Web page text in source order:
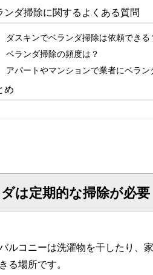
ンダ掃除に関するよくある質問
ダスキンでベランダ掃除は依頼できる
ベランダ掃除の頻度は？
アパートやマンションで業者にベラ
め
は定期的な掃除が必要
ルコニーは洗濯物を干したり、
る場所です。